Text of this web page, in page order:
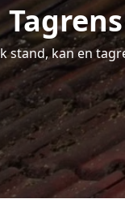
stand, kan en